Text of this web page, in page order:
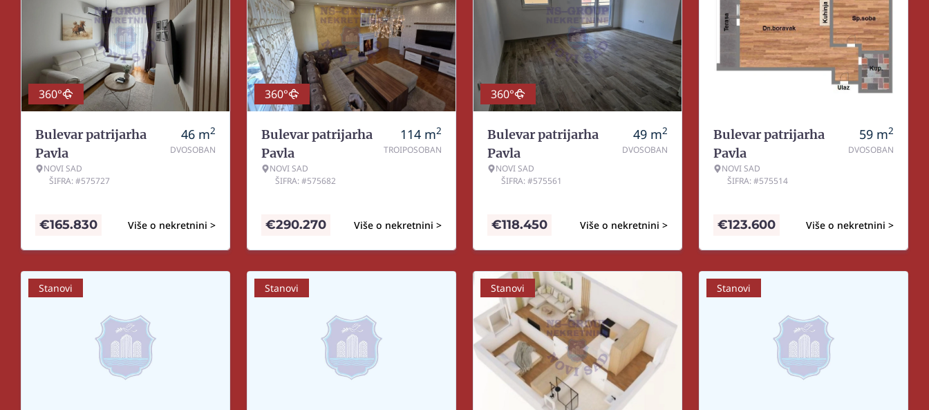
360°
Bulevar patrijarha
Pavla
NOVI SAD
ŠIFRA: #575727
46 m2
DVOSOBAN
Više o nekretnini >
€165.830
360°
Bulevar patrijarha
Pavla
NOVI SAD
ŠIFRA: #575682
114 m2
TROIPOSOBAN
Više o nekretnini >
€290.270
360°
Bulevar patrijarha
Pavla
NOVI SAD
ŠIFRA: #575561
49 m2
DVOSOBAN
Više o nekretnini >
€118.450
Bulevar patrijarha
Pavla
NOVI SAD
ŠIFRA: #575514
59 m2
DVOSOBAN
Više o nekretnini >
€123.600
Stanovi Stanovi Stanovi Stanovi